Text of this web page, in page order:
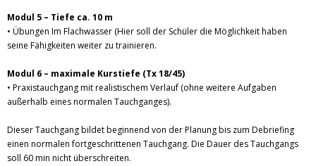
Modul 5 – Tiefe ca. 10 m
• Übungen Im Flachwasser (Hier soll der Schüler die Möglichkeit haben
seine Fähigkeiten weiter zu trainieren.
Modul 6 – maximale Kurstiefe (Tx 18/45)
• Praxistauchgang mit realistischem Verlauf (ohne weitere Aufgaben
außerhalb eines normalen Tauchganges).
Dieser Tauchgang bildet beginnend von der Planung bis zum Debriefing
einen normalen fortgeschrittenen Tauchgang. Die Dauer des Tauchgangs
soll 60 min nicht überschreiten.